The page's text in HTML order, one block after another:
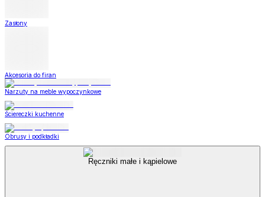
Zasłony
Akcesoria do firan
Narzuty na meble wypoczynkowe
Ściereczki kuchenne
Obrusy i podkładki
Ręczniki małe i kąpielowe